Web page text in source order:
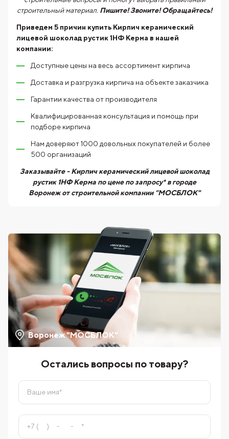
строительный материал. Пишите! Звоните! Обращайтесь!
Приведем 5 причин купить Кирпич керамический
лицевой шоколад рустик 1НФ Керма в нашей
компании:
Доступные цены на весь ассортимент кирпича
Доставка и разгрузка кирпича на объекте заказчика
Гарантии качества от производителя
Квалифицированная консультация и помощь при
подборе кирпича
Нам доверяют 1000 довольных покупателей и более
500 организаций
Заказывайте - Кирпич керамический лицевой шоколад
рустик 1НФ Керма по цене по запросу* в городе
Воронеж от строительной компании “МОСБЛОК"
Воронеж "МОСБЛОК"
Остались вопросы по товару?